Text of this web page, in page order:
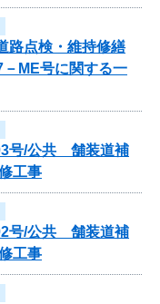
路点検・維持修繕
ME号に関する一
号/公共 舗装道補
工事
号/公共 舗装道補
工事